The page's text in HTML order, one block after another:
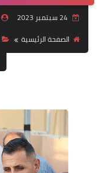
24 سبتمبر 2023
الصفحة الرئيسية